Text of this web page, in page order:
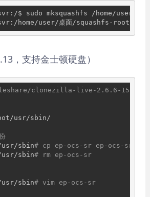
$ sudo mksquashfs /home/user/
home/user/桌面/squashfs-root/
，支持金士顿硬盘）
clonezilla-live-2.6.6-15-
usr/sbin/
usr/sbin# cp ep-ocs-sr ep-ocs-
usr/sbin# rm ep-ocs-sr
usr/sbin# vim ep-ocs-sr